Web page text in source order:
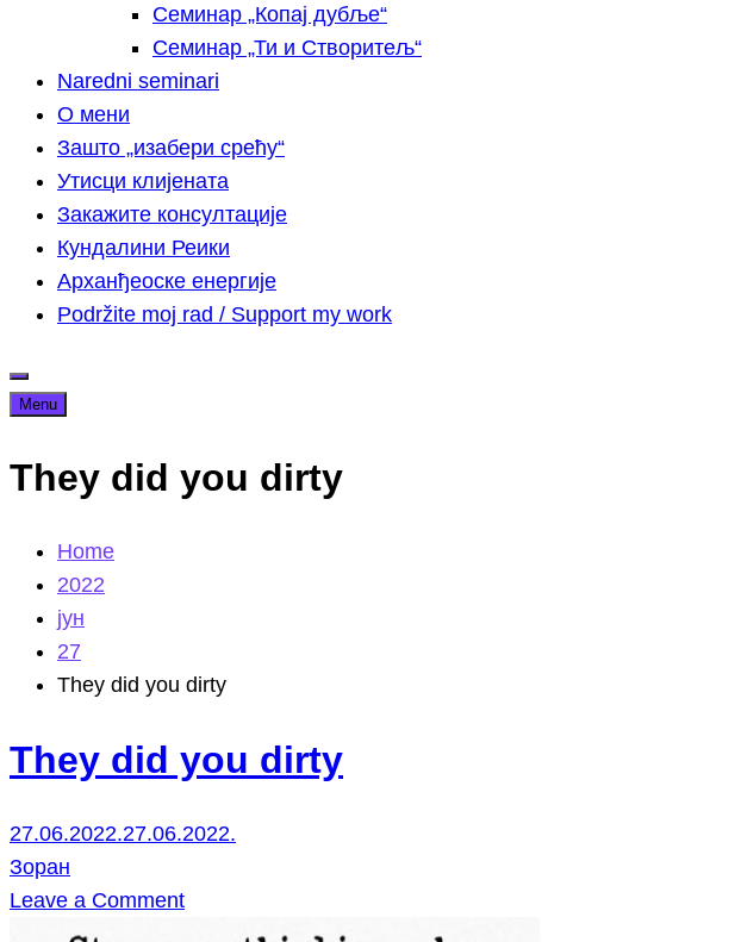
Семинар „Копај дубље“
Семинар „Ти и Створитељ“
Naredni seminari
О мени
Зашто „изабери срећу“
Утисци клијената
Закажите консултације
Кундалини Реики
Арханђеоске енергије
Podržite moj rad / Support my work
Menu
They did you dirty
Home
2022
јун
27
They did you dirty
They did you dirty
27.06.2022.27.06.2022.
Зоран
Leave a Commenton